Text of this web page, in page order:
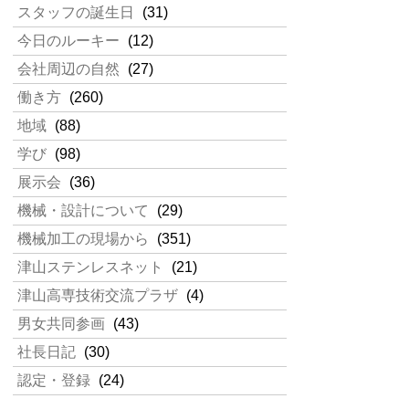
スタッフの誕生日
(31)
今日のルーキー
(12)
会社周辺の自然
(27)
働き方 (260)
地域 (88)
学び (98)
展示会
(36)
機械・設計について
(29)
機械加工の現場から
(351)
津山ステンレスネット
(21)
津山高専技術交流プラザ (4)
男女共同参画 (43)
社長日記 (30)
認定・登録 (24)